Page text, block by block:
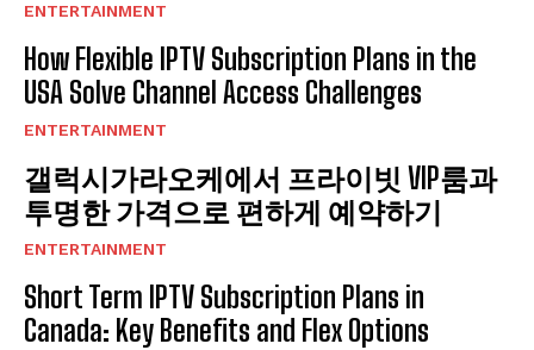
ENTERTAINMENT
How Flexible IPTV Subscription Plans in the
USA Solve Channel Access Challenges
ENTERTAINMENT
갤럭시가라오케에서 프라이빗 VIP룸과
투명한 가격으로 편하게 예약하기
ENTERTAINMENT
Short Term IPTV Subscription Plans in
Canada: Key Benefits and Flex Options